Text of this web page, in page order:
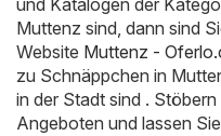
und Katalogen der
Muttenz sind, dann sind
Website Muttenz -
zu Schnäppchen in
in der Stadt sind .
Angeboten und lassen